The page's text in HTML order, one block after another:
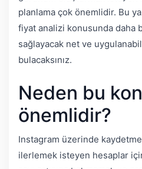
planlama çok önemlidir. Bu
fiyat analizi konusunda daha
sağlayacak net ve
bulacaksınız.
Neden bu
önemlidir?
Instagram üzerinde
ilerlemek isteyen hesaplar